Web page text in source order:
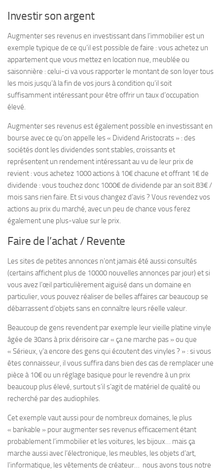
Investir son argent
Augmenter ses revenus en investissant dans l’immobilier est un
exemple typique de ce qu’il est possible de faire : vous achetez un
appartement que vous mettez en location nue, meublée ou
saisonnière : celui-ci va vous rapporter le montant de son loyer tous
les mois jusqu’à la fin de vos jours à condition qu’il soit
suffisamment intéressant pour être offrir un taux d’occupation
élevé.
Augmenter ses revenus est également possible en investissant en
bourse avec ce qu’on appelle les « Dividend Aristocrats » : des
sociétés dont les dividendes sont stables, croissants et
représentent un rendement intéressant au vu de leur prix de
revient : vous achetez 1000 actions à 10€ chacune et offrant 1€ de
dividende : vous touchez donc 1000€ de dividende par an soit 83€ /
mois sans rien faire. Et si vous changez d’avis ? Vous revendez vos
actions au prix du marché, avec un peu de chance vous ferez
également une plus-value sur le prix.
Faire de l’achat / Revente
Les sites de petites annonces n’ont jamais été aussi consultés
(certains affichent plus de 10000 nouvelles annonces par jour) et si
vous avez l’œil particulièrement aiguisé dans un domaine en
particulier, vous pouvez réaliser de belles affaires car beaucoup se
débarrassent d’objets sans en connaître leurs réelle valeur.
Beaucoup de gens revendent par exemple leur vieille platine vinyle
âgée de 30ans à prix dérisoire car « ça ne marche pas » ou que
« Sérieux, y’a encore des gens qui écoutent des vinyles ? » : si vous
êtes connaisseur, il vous suffira dans bien des cas de remplacer une
pièce à 10€ ou un réglage basique pour le revendre à un prix
beaucoup plus élevé, surtout s’il s’agit de matériel de qualité ou
recherché par des audiophiles.
Cet exemple vaut aussi pour de nombreux domaines, le plus
« bankable » pour augmenter ses revenus efficacement étant
probablement l’immobilier et les voitures, les bijoux… mais ça
marche aussi avec l’électronique, les meubles, les objets d’art,
l’informatique, les vêtements de créateur… nous avons tous notre